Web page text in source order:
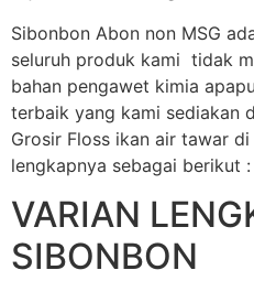
Sibonbon Abon non MSG
seluruh produk kami tidak
bahan pengawet kimia
terbaik yang kami sediakan
Grosir Floss ikan air tawar
lengkapnya sebagai berikut :
VARIAN
SIBONBON